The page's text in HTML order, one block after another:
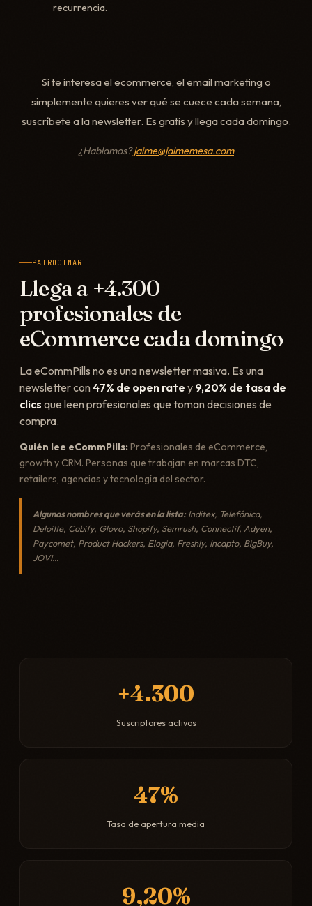
recurrencia.
Si te interesa el ecommerce, el email marketing o
simplemente quieres ver qué se cuece cada semana,
suscríbete a la newsletter. Es gratis y llega cada domingo.
¿Hablamos? jaime@jaimemesa.com
PATROCINAR
Llega a +4.300
profesionales de
eCommerce cada domingo
La eCommPills no es una newsletter masiva. Es una
newsletter con47% de open rate y 9,20% de tasa de
clics que leen profesionales que toman decisiones de
compra.
Quién lee eCommPills:Profesionales de eCommerce,
growth y CRM. Personas que trabajan en marcas DTC,
retailers, agencias y tecnología del sector.
Algunos nombres que verás en la lista:Inditex, Telefónica,
Deloitte, Cabify, Glovo, Shopify, Semrush, Connectif, Adyen,
Paycomet, Product Hackers, Elogia, Freshly, Incapto, BigBuy,
JOVI…
+4.300
Suscriptores activos
47%
Tasa de apertura media
9,20%